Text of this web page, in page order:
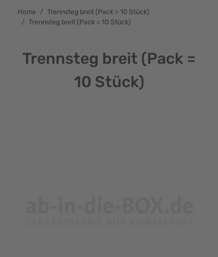
Home / Trennsteg breit (Pack = 10 Stück)
/ Trennsteg breit (Pack = 10 Stück)
Trennsteg breit (Pack =
10 Stück)